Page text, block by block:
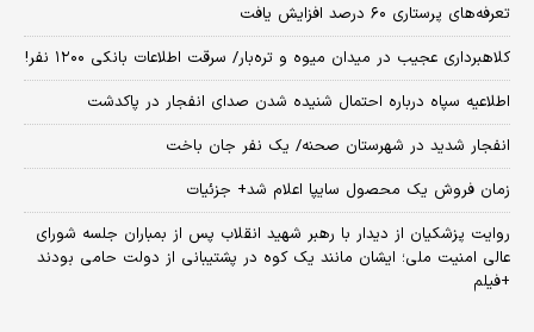
تعرفه‌های پرستاری ۶۰ درصد افزایش یافت
کلاهبرداری عجیب در میدان میوه و تره‌بار/ سرقت اطلاعات بانکی ۱۲۰۰ نفر!
اطلاعیه سپاه درباره احتمال شنیده شدن صدای انفجار در پاکدشت
انفجار شدید در شهرستان صحنه/ یک نفر جان باخت
زمان فروش یک محصول سایپا اعلام شد+ جزئیات
روایت پزشکیان از دیدار با رهبر شهید انقلاب پس از بمباران جلسه شورای
عالی امنیت ملی؛ ایشان مانند یک کوه در پشتیبانی از دولت حامی بودند
+فیلم